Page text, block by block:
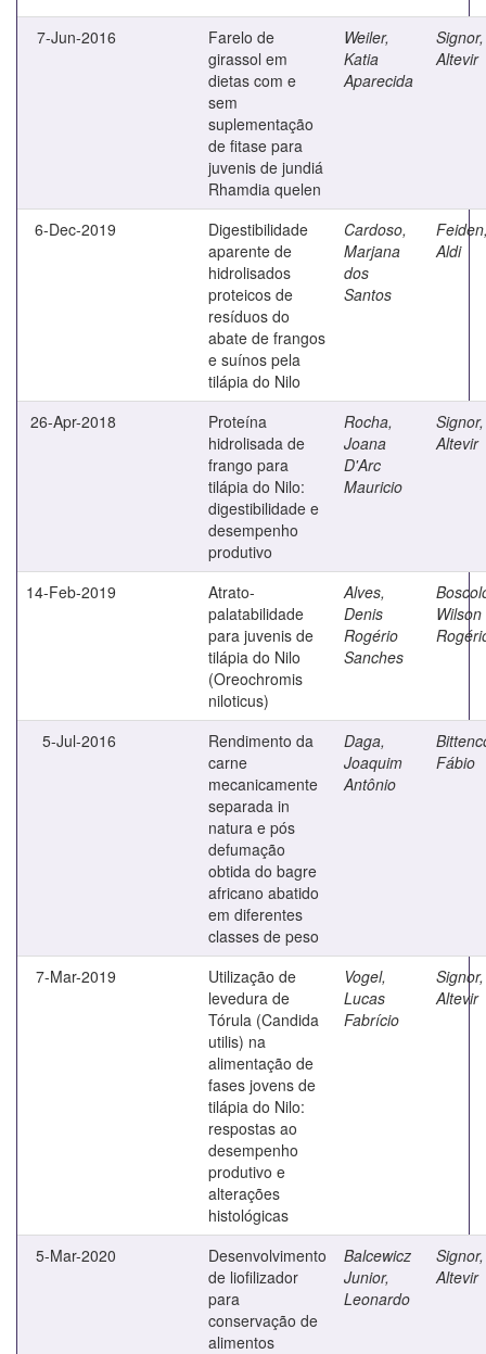
7-Jun-2016
Farelo de
girassol em
dietas com e
sem
suplementação
de fitase para
juvenis de jundiá
Rhamdia quelen
Weiler,
Katia
Aparecida
Signor,
Altevir
6-Dec-2019
Digestibilidade
aparente de
hidrolisados
proteicos de
resíduos do
abate de frangos
e suínos pela
tilápia do Nilo
Cardoso,
Marjana
dos
Santos
Aldi
26-Apr-2018
Proteína
hidrolisada de
frango para
tilápia do Nilo:
digestibilidade e
desempenho
produtivo
Rocha,
Joana
D'Arc
Mauricio
Signor,
Altevir
14-Feb-2019
Atrato-
palatabilidade
para juvenis de
tilápia do Nilo
(Oreochromis
niloticus)
Alves,
Denis
Rogério
Sanches
Wilson
5-Jul-2016
Rendimento da
carne
mecanicamente
separada in
natura e pós
defumação
obtida do bagre
africano abatido
em diferentes
classes de peso
Daga,
Joaquim
Antônio
Fábio
7-Mar-2019
Utilização de
levedura de
Tórula (Candida
utilis) na
alimentação de
fases jovens de
tilápia do Nilo:
respostas ao
desempenho
produtivo e
alterações
histológicas
Vogel,
Lucas
Fabrício
Signor,
Altevir
5-Mar-2020
Desenvolvimento
de liofilizador
para
conservação de
alimentos
Balcewicz
Junior,
Leonardo
Signor,
Altevir